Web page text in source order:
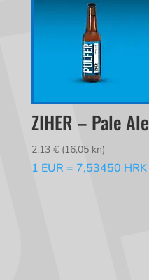
ZIHER – Pale Ale
2,13 € (16,05 kn)
1 EUR = 7,53450 HRK